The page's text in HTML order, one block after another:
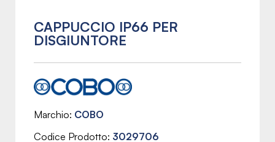
CAPPUCCIO IP66 PER
DISGIUNTORE
Marchio COBO
Codice Prodotto 3029706